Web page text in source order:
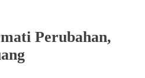
Perubahan,